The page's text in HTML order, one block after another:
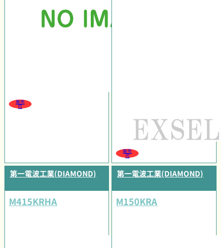
販売
可
販売
可
第一電波工業(DIAMOND)
M415KRHA
第一電波工業(DIAMOND)
M150KRA